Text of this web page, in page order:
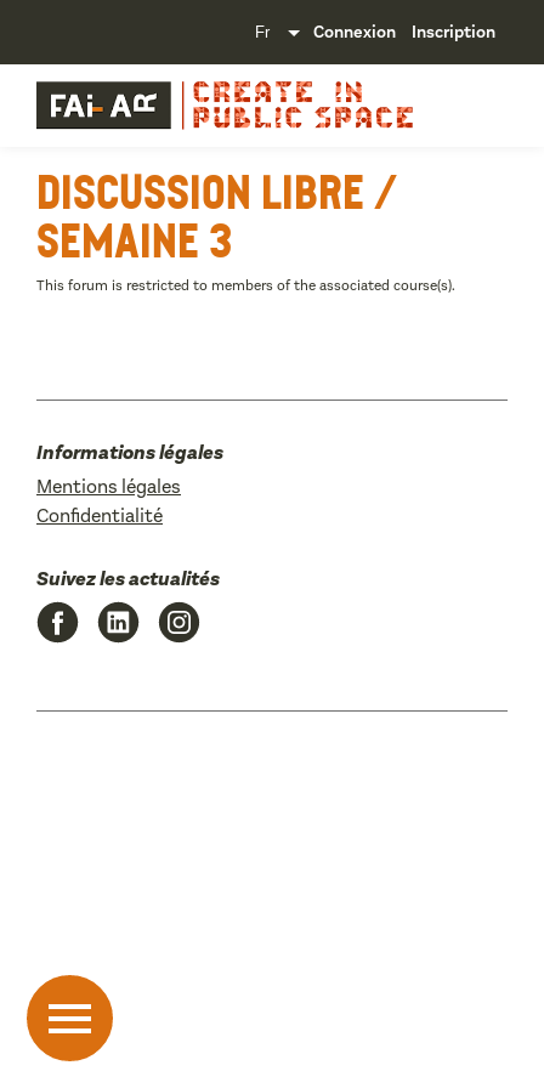
Connexion Inscription
Discussion libre /
semaine 3
This forum is restricted to members of the associated course(s).
Informations légales
Mentions légales
Confidentialité
Suivez les actualités